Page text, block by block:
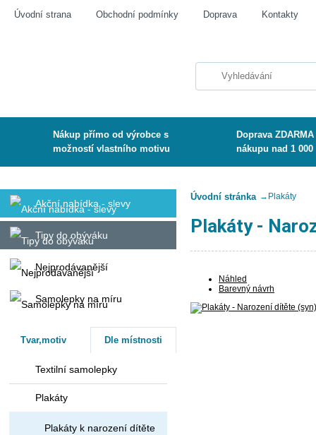
Úvodní strana Obchodní podmínky Doprava Kontakty
Nákup přímo od výrobce s
možností vlastního motivu
Doprava
nákupu nad 1 000
Úvodní stránka → Plakáty
Plakáty -
Náhled
Barevný návrh
Akční nabídka - slevy
Tipy do obýváku
Nejprodávanější
Samolepky na míru
Tvar,motiv Dle místnosti
Textilní samolepky
Plakáty
Plakáty k narození dítěte